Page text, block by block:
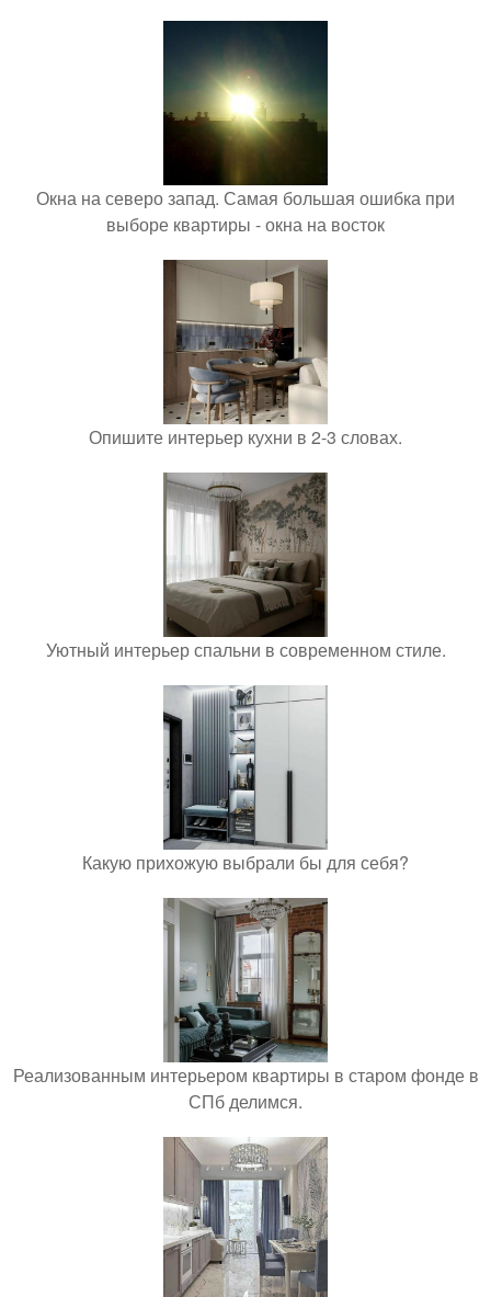
Окна на северо запад. Самая большая ошибка при
выборе квартиры - окна на восток
Опишите интерьер кухни в 2-3 словах.
Уютный интерьер спальни в современном стиле.
Какую прихожую выбрали бы для себя?
Реализованным интерьером квартиры в старом фонде в
СПб делимся.